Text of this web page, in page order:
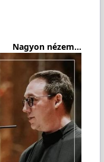
Nagyon nézem...